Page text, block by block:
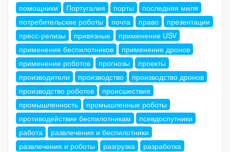
помощники
Португалия порты
последняя миля
потребительские роботы
почта право
презентации
пресс-релизы
привязные
применение USV
применение беспилотников
применение дронов
применение роботов
прогнозы
проекты
производители
производство
производство дронов
производство роботов
происшествия
промышленность
промышленные роботы
противодействие беспилотникам
псевдоспутники
работа
развлечения и беспилотники
развлечения и роботы
разгрузка
разработка